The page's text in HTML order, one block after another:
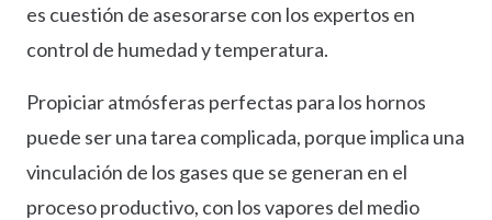
es cuestión de asesorarse con los expertos en
control de humedad y temperatura.
Propiciar atmósferas perfectas para los hornos
puede ser una tarea complicada, porque implica una
vinculación de los gases que se generan en el
proceso productivo, con los vapores del medio